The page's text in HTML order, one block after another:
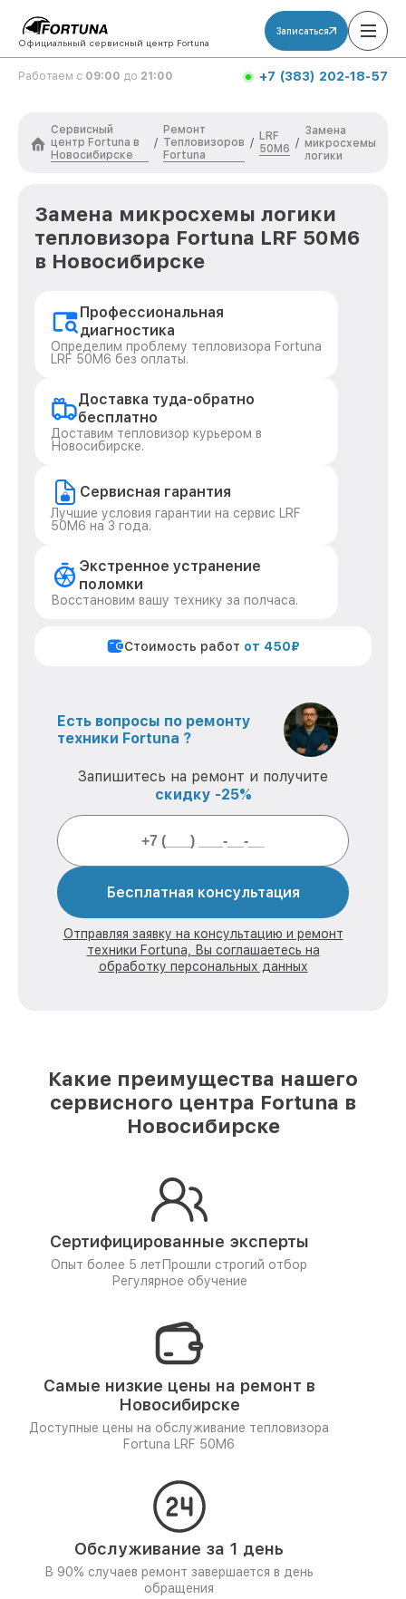
Официальный сервисный центр Fortuna
Записаться
Работаем с 09:00 до 21:00 +7 (383) 202-18-57
Сервисный
центр Fortuna в
Новосибирске
/
Ремонт
Тепловизоров
Fortuna
/
LRF
50M6 /
Замена
микросхемы
логики
Замена микросхемы логики
тепловизора Fortuna LRF 50M6
в Новосибирске
Профессиональная
диагностика
Определим проблему тепловизора Fortuna
LRF 50M6 без оплаты.
Доставка туда-обратно
бесплатно
Доставим тепловизор курьером в
Новосибирске.
Сервисная гарантия
Лучшие условия гарантии на сервис LRF
50M6 на 3 года.
Экстренное устранение
поломки
Восстановим вашу технику за полчаса.
Стоимость работ от 450₽
Есть вопросы по ремонту
техники Fortuna ?
Запишитесь на ремонт и получите
скидку -25%
Бесплатная консультация
Отправляя заявку на консультацию и ремонт
техники Fortuna, Вы соглашаетесь на
обработку персональных данных
Какие преимущества нашего
сервисного центра Fortuna в
Новосибирске
Сертифицированные эксперты
Опыт более 5 лет Прошли строгий отбор
Регулярное обучение
Самые низкие цены на ремонт в
Новосибирске
Доступные цены на обслуживание тепловизора
Fortuna LRF 50M6
Обслуживание за 1 день
В 90% случаев ремонт завершается в день
обращения